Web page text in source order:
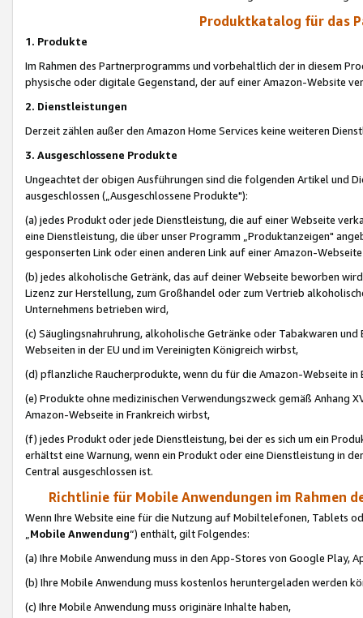
Produktkatalog für das
1. Produkte
Im Rahmen des Partnerprogramms und vorbehaltlich der in diesem
physische oder digitale Gegenstand, der auf einer Amazon-Website
2. Dienstleistungen
Derzeit zählen außer den Amazon Home Services keine weiteren
3. Ausgeschlossene Produkte
Ungeachtet der obigen Ausführungen sind die folgenden Artikel und
ausgeschlossen („Ausgeschlossene Produkte"):
(a) jedes Produkt oder jede Dienstleistung, die auf einer Webseite
eine Dienstleistung, die über unser Programm „Produktanzeigen"
gesponserten Link oder einen anderen Link auf einer Amazon-
(b) jedes alkoholische Getränk, das auf deiner Webseite beworben
Lizenz zur Herstellung, zum Großhandel oder zum Vertrieb
Unternehmens betrieben wird,
(c) Säuglingsnahruhrung, alkoholische Getränke oder Tabakwaren
Webseiten in der EU und im Vereinigten Königreich wirbst,
(d) pflanzliche Raucherprodukte, wenn du für die Amazon-Webseite in
(e) Produkte ohne medizinischen Verwendungszweck gemäß Anhang
Amazon-Webseite in Frankreich wirbst,
(f) jedes Produkt oder jede Dienstleistung, bei der es sich um ein
erhältst eine Warnung, wenn ein Produkt oder eine Dienstleistung in
Central ausgeschlossen ist.
Richtlinie für Mobile Anwendungen im Rahmen
Wenn Ihre Website eine für die Nutzung auf Mobiltelefonen, Tablets
„Mobile Anwendung“) enthält, gilt Folgendes:
(a) Ihre Mobile Anwendung muss in den App-Stores von Google Play,
(b) Ihre Mobile Anwendung muss kostenlos heruntergeladen werden
(c) Ihre Mobile Anwendung muss originäre Inhalte haben,